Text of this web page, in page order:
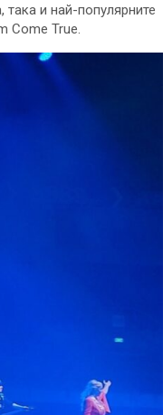
и най-популярните
Come True.